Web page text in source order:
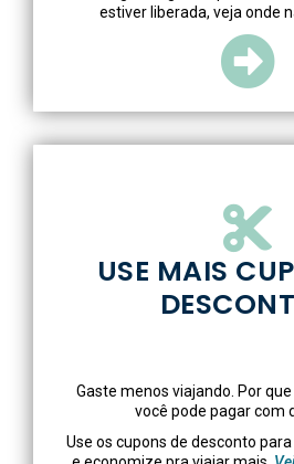
estiver liberada, veja onde
USE MAIS
Gaste menos viajando. Por
você pode pagar com
Use os cupons de desconto